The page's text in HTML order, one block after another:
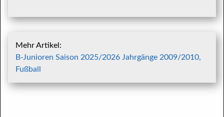
Mehr Artikel:
B-Junioren Saison 2025/2026 Jahrgänge 2009/2010,
Fußball